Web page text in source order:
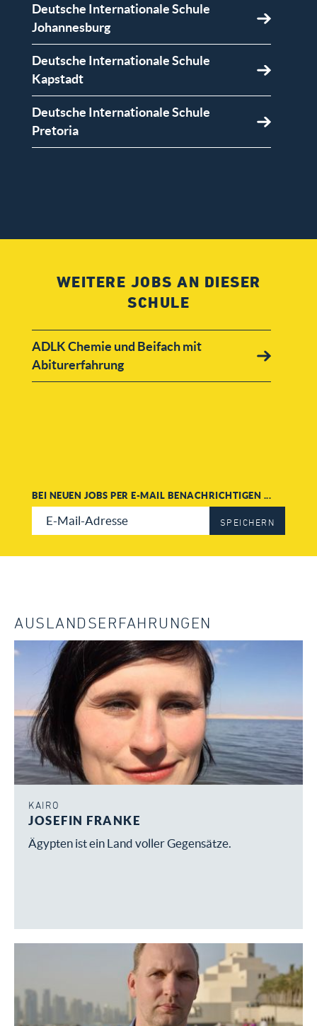
Deutsche Internationale Schule
Johannesburg
Deutsche Internationale Schule
Kapstadt
Deutsche Internationale Schule
Pretoria
WEITERE JOBS AN DIESER
SCHULE
ADLK Chemie und Beifach mit
Abiturerfahrung
BEI NEUEN JOBS PER E-MAIL BENACHRICHTIGEN ...
SPEICHERN
AUSLANDSERFAHRUNGEN
KAIRO
JOSEFIN FRANKE
Ägypten ist ein Land voller Gegensätze.